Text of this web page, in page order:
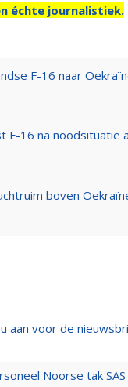
échte journalistiek.
F-16 naar
F-16 na noodsituatie
boven
aan voor de
Noorse tak